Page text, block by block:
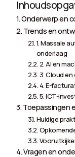
Onderwerp en
Trends en
1. Massale
onderlaag
2. AI en
3. Cloud
4. E-
5. ICT-
Toepassingen
Huidige
Vragen en